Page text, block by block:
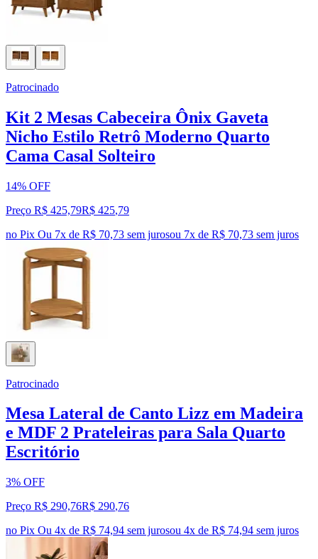
Patrocinado
Kit 2 Mesas Cabeceira Ônix Gaveta
Nicho Estilo Retrô Moderno Quarto
Cama Casal Solteiro
14% OFF
Preço R$ 425,79R$ 425,79
no Pix Ou 7x de R$ 70,73 sem jurosou 7x de R$ 70,73 sem juros
Patrocinado
Mesa Lateral de Canto Lizz em Madeira
e MDF 2 Prateleiras para Sala Quarto
Escritório
3% OFF
Preço R$ 290,76R$ 290,76
no Pix Ou 4x de R$ 74,94 sem jurosou 4x de R$ 74,94 sem juros